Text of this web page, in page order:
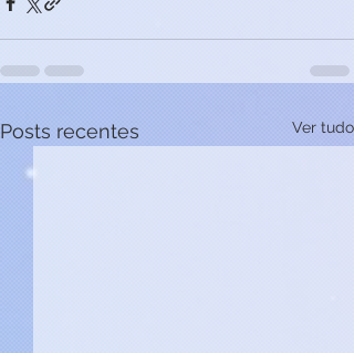
Posts recentes Ver tudo